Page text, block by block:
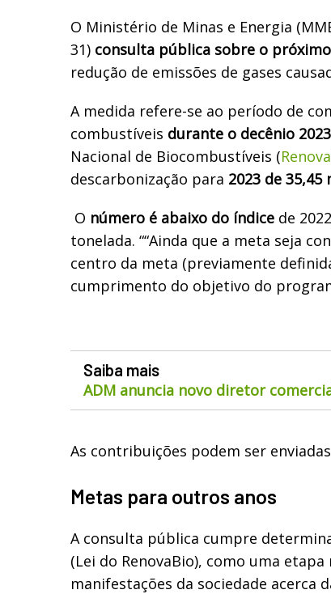
O Ministério de Minas e Energia
31) consulta pública sobre o
redução de emissões de gases
A medida refere-se ao período de
combustíveis durante o decênio
Nacional de Biocombustíveis (
descarbonização para 2023 de
O número é abaixo do índice de
tonelada. ““Ainda que a meta seja
centro da meta (previamente
cumprimento do objetivo do
Saiba mais
ADM anuncia novo diretor
As contribuições podem ser
Metas para outros anos
A consulta pública cumpre
(Lei do RenovaBio), como uma etapa
manifestações da sociedade acerca